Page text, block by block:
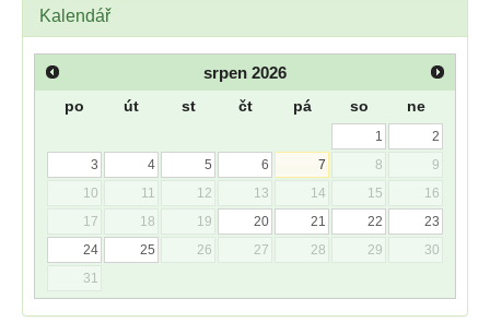
Kalendář
srpen 2026
po út st čt pá so ne
1
2
3
4 5 6 7 8
9
10
11 12 13 14 15
16
17
18 19 20 21 22
23
24
25 26 27 28 29
30
31